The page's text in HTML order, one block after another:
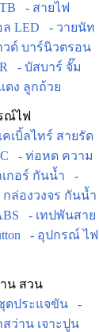
- สายไฟ
LED
- วายนัท
วด์ บาร์นิวตรอน
- บัสบาร์ จั๊ม
ดง ลูกถ้วย
ณ์ไฟ
คเบิ้ลไทร์ สายรัด
- ท่อหด ความ
กอร์ กันน้ำ
-
กล่องวงจร กันน้ำ
- เทปพันสาย
- อุปกรณ์ ไฟ
น สวน
ดประแจขัน
-
ว่าน เจาะปูน